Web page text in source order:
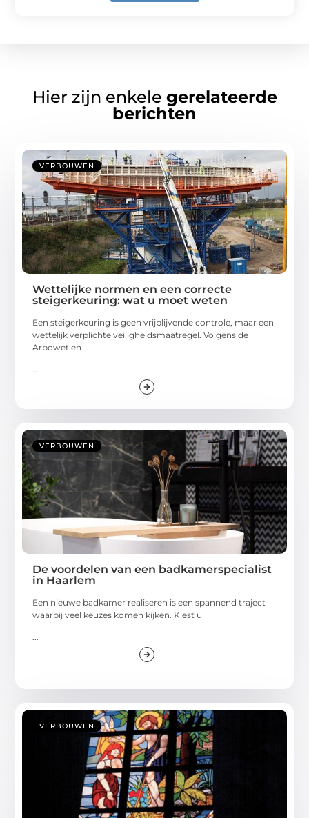
Hier zijn enkele gerelateerde
berichten
VERBOUWEN
Wettelijke normen en een correcte
steigerkeuring: wat u moet weten
Een steigerkeuring is geen vrijblijvende controle, maar een
wettelijk verplichte veiligheidsmaatregel. Volgens de
Arbowet en
...
VERBOUWEN
De voordelen van een badkamerspecialist
in Haarlem
Een nieuwe badkamer realiseren is een spannend traject
waarbij veel keuzes komen kijken. Kiest u
...
VERBOUWEN